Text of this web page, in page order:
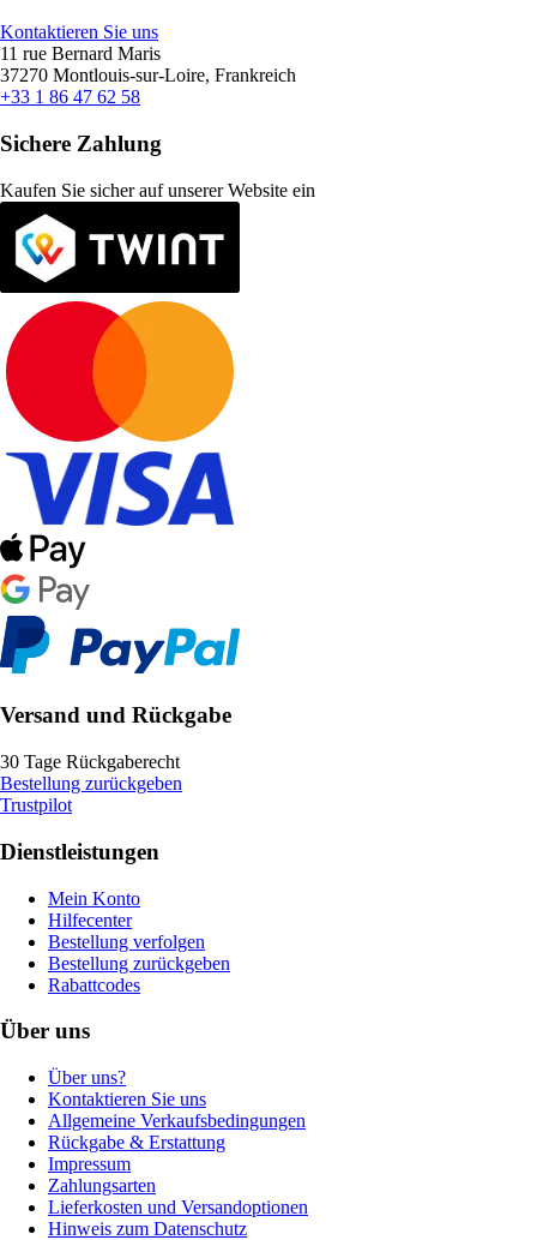
Kontaktieren Sie uns
11 rue Bernard Maris
37270 Montlouis-sur-Loire, Frankreich
+33 1 86 47 62 58
Sichere Zahlung
Kaufen Sie sicher auf unserer Website ein
Versand und Rückgabe
30 Tage Rückgaberecht
Bestellung zurückgeben
Trustpilot
Dienstleistungen
Mein Konto
Hilfecenter
Bestellung verfolgen
Bestellung zurückgeben
Rabattcodes
Über uns
Über uns?
Kontaktieren Sie uns
Allgemeine Verkaufsbedingungen
Rückgabe & Erstattung
Impressum
Zahlungsarten
Lieferkosten und Versandoptionen
Hinweis zum Datenschutz